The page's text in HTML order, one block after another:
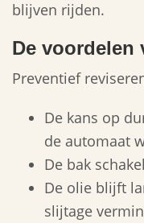
blijven rijden.
De voordelen
Preventief
De kans op
de automaat
De bak
De olie blijft
slijtage